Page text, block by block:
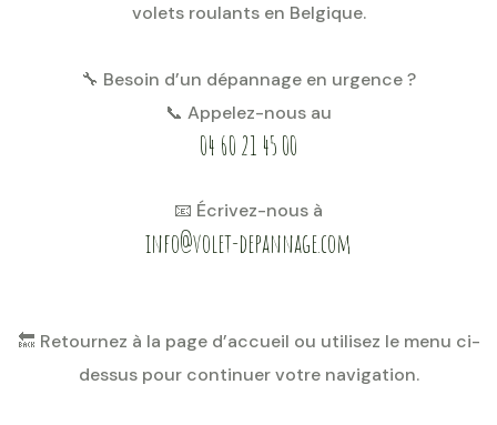
volets roulants en Belgique.
🔧 Besoin d’un dépannage en urgence ?
📞 Appelez-nous au
04 60 21 45 00
📧 Écrivez-nous à
info@volet-depannage.com
🔙 Retournez à la page d’accueil ou utilisez le menu ci-
dessus pour continuer votre navigation.